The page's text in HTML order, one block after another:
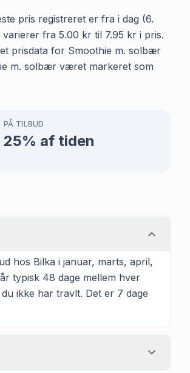
pris registreret er fra i dag (6.
fra 5.00 kr til 7.95 kr i pris.
prisdata for Smoothie m. solbær
m. solbær været markeret som
PÅ TILBUD
25% af tiden
hos Bilka i januar, marts, april,
typisk 48 dage mellem hver
ikke har travlt. Det er 7 dage